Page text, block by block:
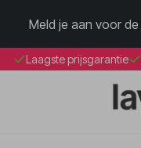
Meld je aan voor
Laagste prijsgarantie